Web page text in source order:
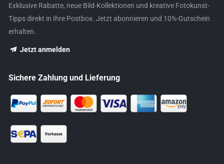
Exklusive Rabatte, neue Bild-Kollektionen und kreative Fotokunst-
Tipps direkt in Ihre Postbox. Jetzt abonnieren und 10%-Gutschein
erhalten.
Jetzt anmelden
Sichere Zahlung und Lieferung